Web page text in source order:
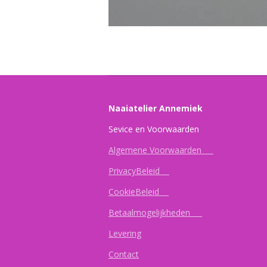
Naaiatelier Annemiek
Sevice en
Algemene Voorwaarden
PrivacyBeleid
CookieBeleid
Betaalmogelijkheden
Levering
Contact